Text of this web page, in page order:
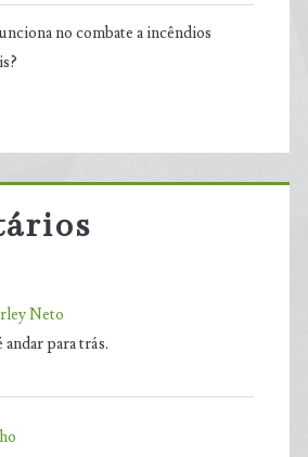
no combate a incêndios
Neto
andar para trás.